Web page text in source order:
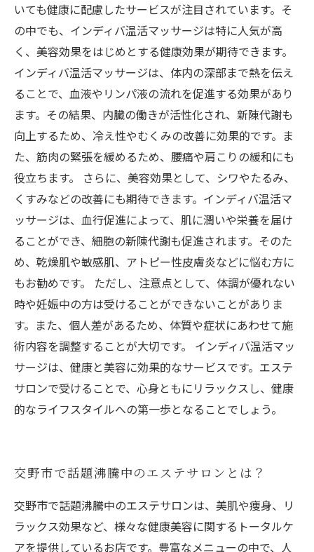
いても健康に配慮したサービスが注目されています。そ
の中でも、インディバ温活マッサージは特に人気が高
く、美容効果をはじめとする健康効果が期待できます。
インディバ温活マッサージは、体内の深部まで熱を伝え
ることで、血液やリンパ液の流れを促進する効果があり
ます。その結果、内臓の働きが活性化され、新陳代謝も
向上するため、冷え性やむくみの改善に効果的です。ま
た、筋肉の緊張を緩めるため、腰痛や肩こりの緩和にも
役立ちます。 さらに、美容効果として、シワやたるみ、
くすみなどの改善にも期待できます。インディバ温活マ
ッサージは、血行促進によって、肌に潤いや栄養を届け
ることができ、細胞の新陳代謝も促進されます。そのた
め、乾燥肌や敏感肌、アトピー性皮膚炎などに悩む方に
もお勧めです。 ただし、注意点として、体調が優れない
時や妊娠中の方は受けることができないことがありま
す。また、個人差があるため、体質や症状にあわせて施
術内容を調整することが大切です。 インディバ温活マッ
サージは、健康と美容に効果的なサービスです。エステ
サロンで受けることで、心身ともにリラックスし、健康
的なライフスタイルへの第一歩となることでしょう。
交野市で話題沸騰中のエステサロンとは？
交野市で話題沸騰中のエステサロンは、美肌や痩身、リ
ラックス効果など、様々な健康美容に関するトータルケ
アを提供しているお店です。豊富なメニューの中で、人